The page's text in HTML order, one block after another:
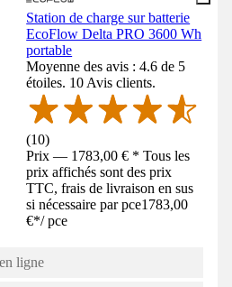
Station de charge sur batterie
EcoFlow Delta PRO 3600 Wh
portable
Moyenne des avis : 4.6 de 5
étoiles. 10 Avis clients.
(10)
Prix — 1783,00 € * Tous les
prix affichés sont des prix
TTC, frais de livraison en sus
si nécessaire par pce1783,00
€*/ pce
ligne